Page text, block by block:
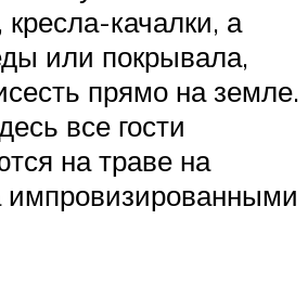
кресла-качалки, а
или покрывала,
прямо на земле.
все гости
на траве на
импровизированными